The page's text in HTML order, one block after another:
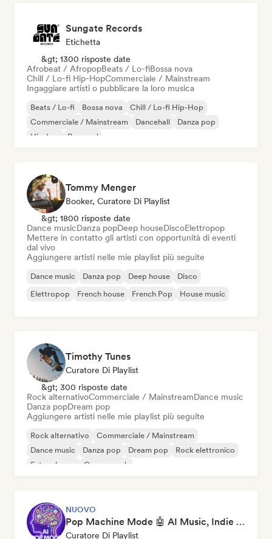
Sungate Records
Etichetta
&gt; 1300 risposte date
Afrobeat / AfropopBeats / Lo-fiBossa nova
Chill / Lo-fi Hip-HopCommerciale / Mainstream
Ingaggiare artisti o pubblicare la loro musica
Beats / Lo-fi Bossa nova
Chill / Lo-fi Hip-Hop
Commerciale / Mainstream
Dancehall
Danza pop
Hip-hop
Pop soul
Tommy Menger
Booker, Curatore Di Playlist
&gt; 1800 risposte date
Dance musicDanza popDeep houseDiscoElettropop
Mettere in contatto gli artisti con opportunità di eventi
dal vivo
Aggiungere artisti nelle mie playlist più seguite
Dance music Danza pop Deep house
Disco
Elettropop
French house French Pop House music
Timothy Tunes
Curatore Di Playlist
&gt; 300 risposte date
Rock alternativoCommerciale / MainstreamDance music
Danza popDream pop
Aggiungere artisti nelle mie playlist più seguite
Rock alternativo
Commerciale / Mainstream
Dance music
Danza pop Dream pop
Rock elettronico
Future house
Garage rock
NUOVO
Pop Machine Mode 🤖 AI Music, Indie Pop & Dream Pop
Curatore Di Playlist